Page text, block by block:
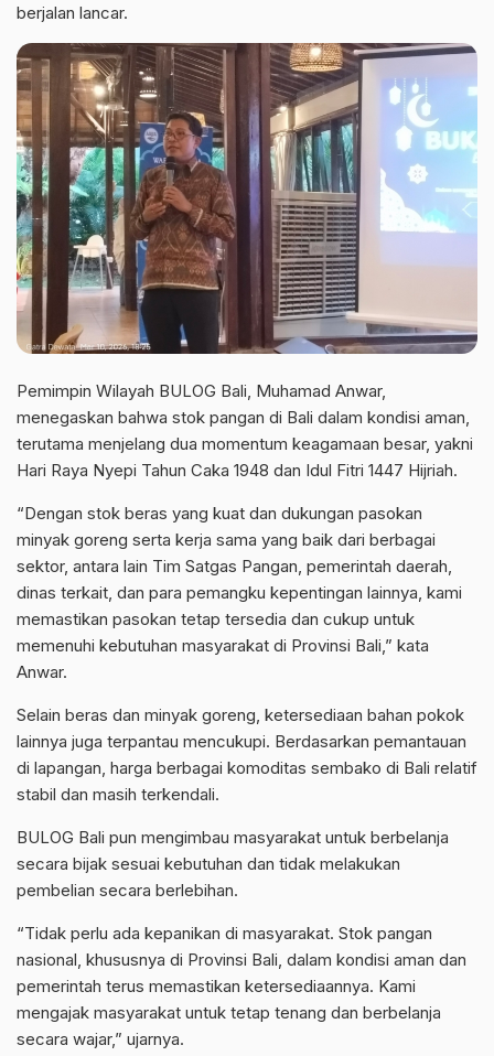
berjalan lancar.
Pemimpin Wilayah BULOG Bali, Muhamad Anwar,
menegaskan bahwa stok pangan di Bali dalam kondisi aman,
terutama menjelang dua momentum keagamaan besar, yakni
Hari Raya Nyepi Tahun Caka 1948 dan Idul Fitri 1447 Hijriah.
“Dengan stok beras yang kuat dan dukungan pasokan
minyak goreng serta kerja sama yang baik dari berbagai
sektor, antara lain Tim Satgas Pangan, pemerintah daerah,
dinas terkait, dan para pemangku kepentingan lainnya, kami
memastikan pasokan tetap tersedia dan cukup untuk
memenuhi kebutuhan masyarakat di Provinsi Bali,” kata
Anwar.
Selain beras dan minyak goreng, ketersediaan bahan pokok
lainnya juga terpantau mencukupi. Berdasarkan pemantauan
di lapangan, harga berbagai komoditas sembako di Bali relatif
stabil dan masih terkendali.
BULOG Bali pun mengimbau masyarakat untuk berbelanja
secara bijak sesuai kebutuhan dan tidak melakukan
pembelian secara berlebihan.
“Tidak perlu ada kepanikan di masyarakat. Stok pangan
nasional, khususnya di Provinsi Bali, dalam kondisi aman dan
pemerintah terus memastikan ketersediaannya. Kami
mengajak masyarakat untuk tetap tenang dan berbelanja
secara wajar,” ujarnya.